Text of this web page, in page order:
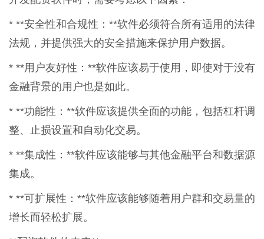
* **安全性和合规性：**软件必须符合所有适用的法律
法规，并提供强大的安全措施来保护用户数据。
* **用户友好性：**软件应该易于使用，即使对于没有
金融背景的用户也是如此。
* **功能性：**软件应该提供全面的功能，包括杠杆调
整、止损设置和自动化交易。
* **集成性：**软件应该能够与其他金融平台和数据源
集成。
* **可扩展性：**软件应该能够随着用户群和交易量的
增长而轻松扩展。